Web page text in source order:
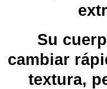
Su
cambiar
textura,